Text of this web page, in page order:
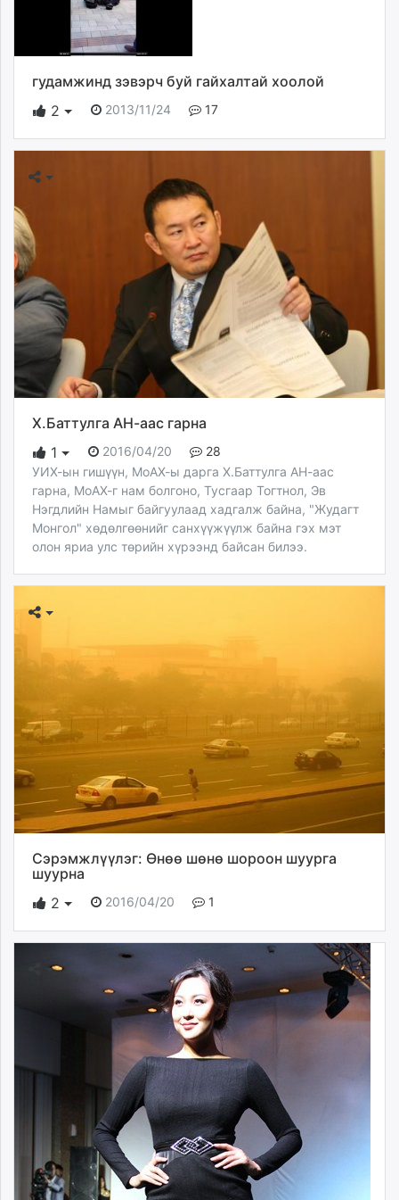
гудамжинд зэвэрч буй гайхалтай хоолой
2
2013/11/24 17
Х.Баттулга АН-аас гарна
1
2016/04/20
28
УИХ-ын гишүүн, МоАХ-ы дарга Х.Баттулга АН-аас
гарна, МоАХ-г нам болгоно, Тусгаар Тогтнол, Эв
Нэгдлийн Намыг байгуулаад хадгалж байна, "Жудагт
Монгол" хөдөлгөөнийг санхүүжүүлж байна гэх мэт
олон яриа улс төрийн хүрээнд байсан билээ.
Сэрэмжлүүлэг: Өнөө шөнө шороон шуурга
шуурна
2
2016/04/20 1